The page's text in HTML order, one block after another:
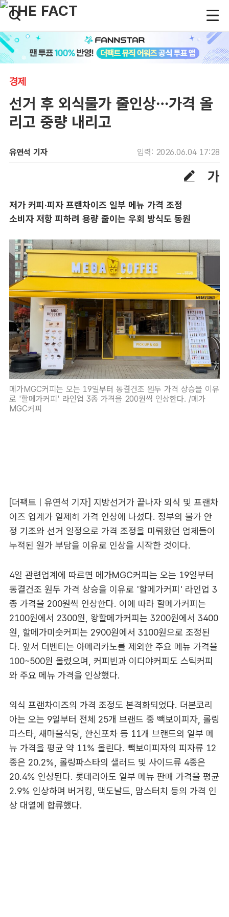
경제
선거 후 외식물가 줄인상…가격 올
리고 중량 내리고
유연석 기자 입력: 2026.06.04 17:28
저가 커피·피자 프랜차이즈 일부 메뉴 가격 조정
소비자 저항 피하려 용량 줄이는 우회 방식도 동원
메가MGC커피는 오는 19일부터 동결건조 원두 가격 상승을 이유
로 '할메가커피' 라인업 3종 가격을 200원씩 인상한다. /메가
MGC커피
[더팩트ㅣ유연석 기자] 지방선거가 끝나자 외식 및 프랜차
이즈 업계가 일제히 가격 인상에 나섰다. 정부의 물가 안
정 기조와 선거 일정으로 가격 조정을 미뤄왔던 업체들이
누적된 원가 부담을 이유로 인상을 시작한 것이다.
4일 관련업계에 따르면 메가MGC커피는 오는 19일부터
동결건조 원두 가격 상승을 이유로 '할메가커피' 라인업 3
종 가격을 200원씩 인상한다. 이에 따라 할메가커피는
2100원에서 2300원, 왕할메가커피는 3200원에서 3400
원, 할메가미숫커피는 2900원에서 3100원으로 조정된
다. 앞서 더벤티는 아메리카노를 제외한 주요 메뉴 가격을
100~500원 올렸으며, 커피빈과 이디야커피도 스틱커피
와 주요 메뉴 가격을 인상했다.
외식 프랜차이즈의 가격 조정도 본격화되었다. 더본코리
아는 오는 9일부터 전체 25개 브랜드 중 빽보이피자, 롤링
파스타, 새마을식당, 한신포차 등 11개 브랜드의 일부 메
뉴 가격을 평균 약 11% 올린다. 빽보이피자의 피자류 12
종은 20.2%, 롤링파스타의 샐러드 및 사이드류 4종은
20.4% 인상된다. 롯데리아도 일부 메뉴 판매 가격을 평균
2.9% 인상하며 버거킹, 맥도날드, 맘스터치 등의 가격 인
상 대열에 합류했다.